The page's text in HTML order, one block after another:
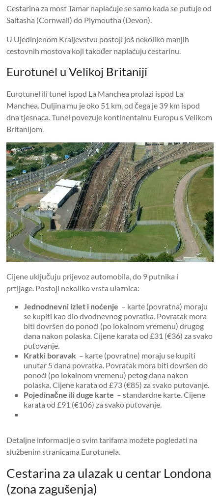
Cestarina za most Tamar naplaćuje se samo kada se putuje od
Saltasha (Cornwall) do Plymoutha (Devon).
U Ujedinjenom Kraljevstvu postoji još nekoliko manjih
cestovnih mostova koji također naplaćuju cestarinu.
Eurotunel u Velikoj Britaniji
Eurotunel ili tunel ispod La Manchea prolazi ispod La
Manchea. Duljina mu je oko 51 km, od čega je 39 km ispod
dna tjesnaca. Tunel povezuje kontinentalnu Europu s Velikom
Britanijom.
Cijene uključuju prijevoz automobila, do 9 putnika i
prtljage. Postoji nekoliko vrsta ulaznica:
Jednodnevni izlet i noćenje – karte (povratna) moraju
se kupiti kao dio dvodnevnog povratka. Povratak mora
biti dovršen do ponoći (po lokalnom vremenu) drugog
dana nakon polaska. Cijene karata od £31 (€36) za svako
putovanje.
Kratki boravak – karte (povratne) moraju se kupiti
unutar 5 dana povratka. Povratak mora biti dovršen do
ponoći (po lokalnom vremenu) petog dana nakon
polaska. Cijene karata od £73 (€85) za svako putovanje.
Pojedinačne ili duge karte – standardne karte. Cijene
karata od £91 (€106) za svako putovanje.
Detaljne informacije o svim tarifama možete pogledati na
službenim stranicama Eurotunela.
Cestarina za ulazak u centar Londona
(zona zagušenja)